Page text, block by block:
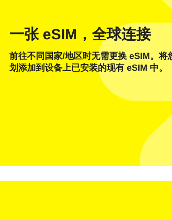
一张 eSIM，全球连接
前往不同国家/地区时无需更换 eSIM。将
划添加到设备上已安装的现有 eSIM 中。
Español
发送一次性密码
或者使用登录